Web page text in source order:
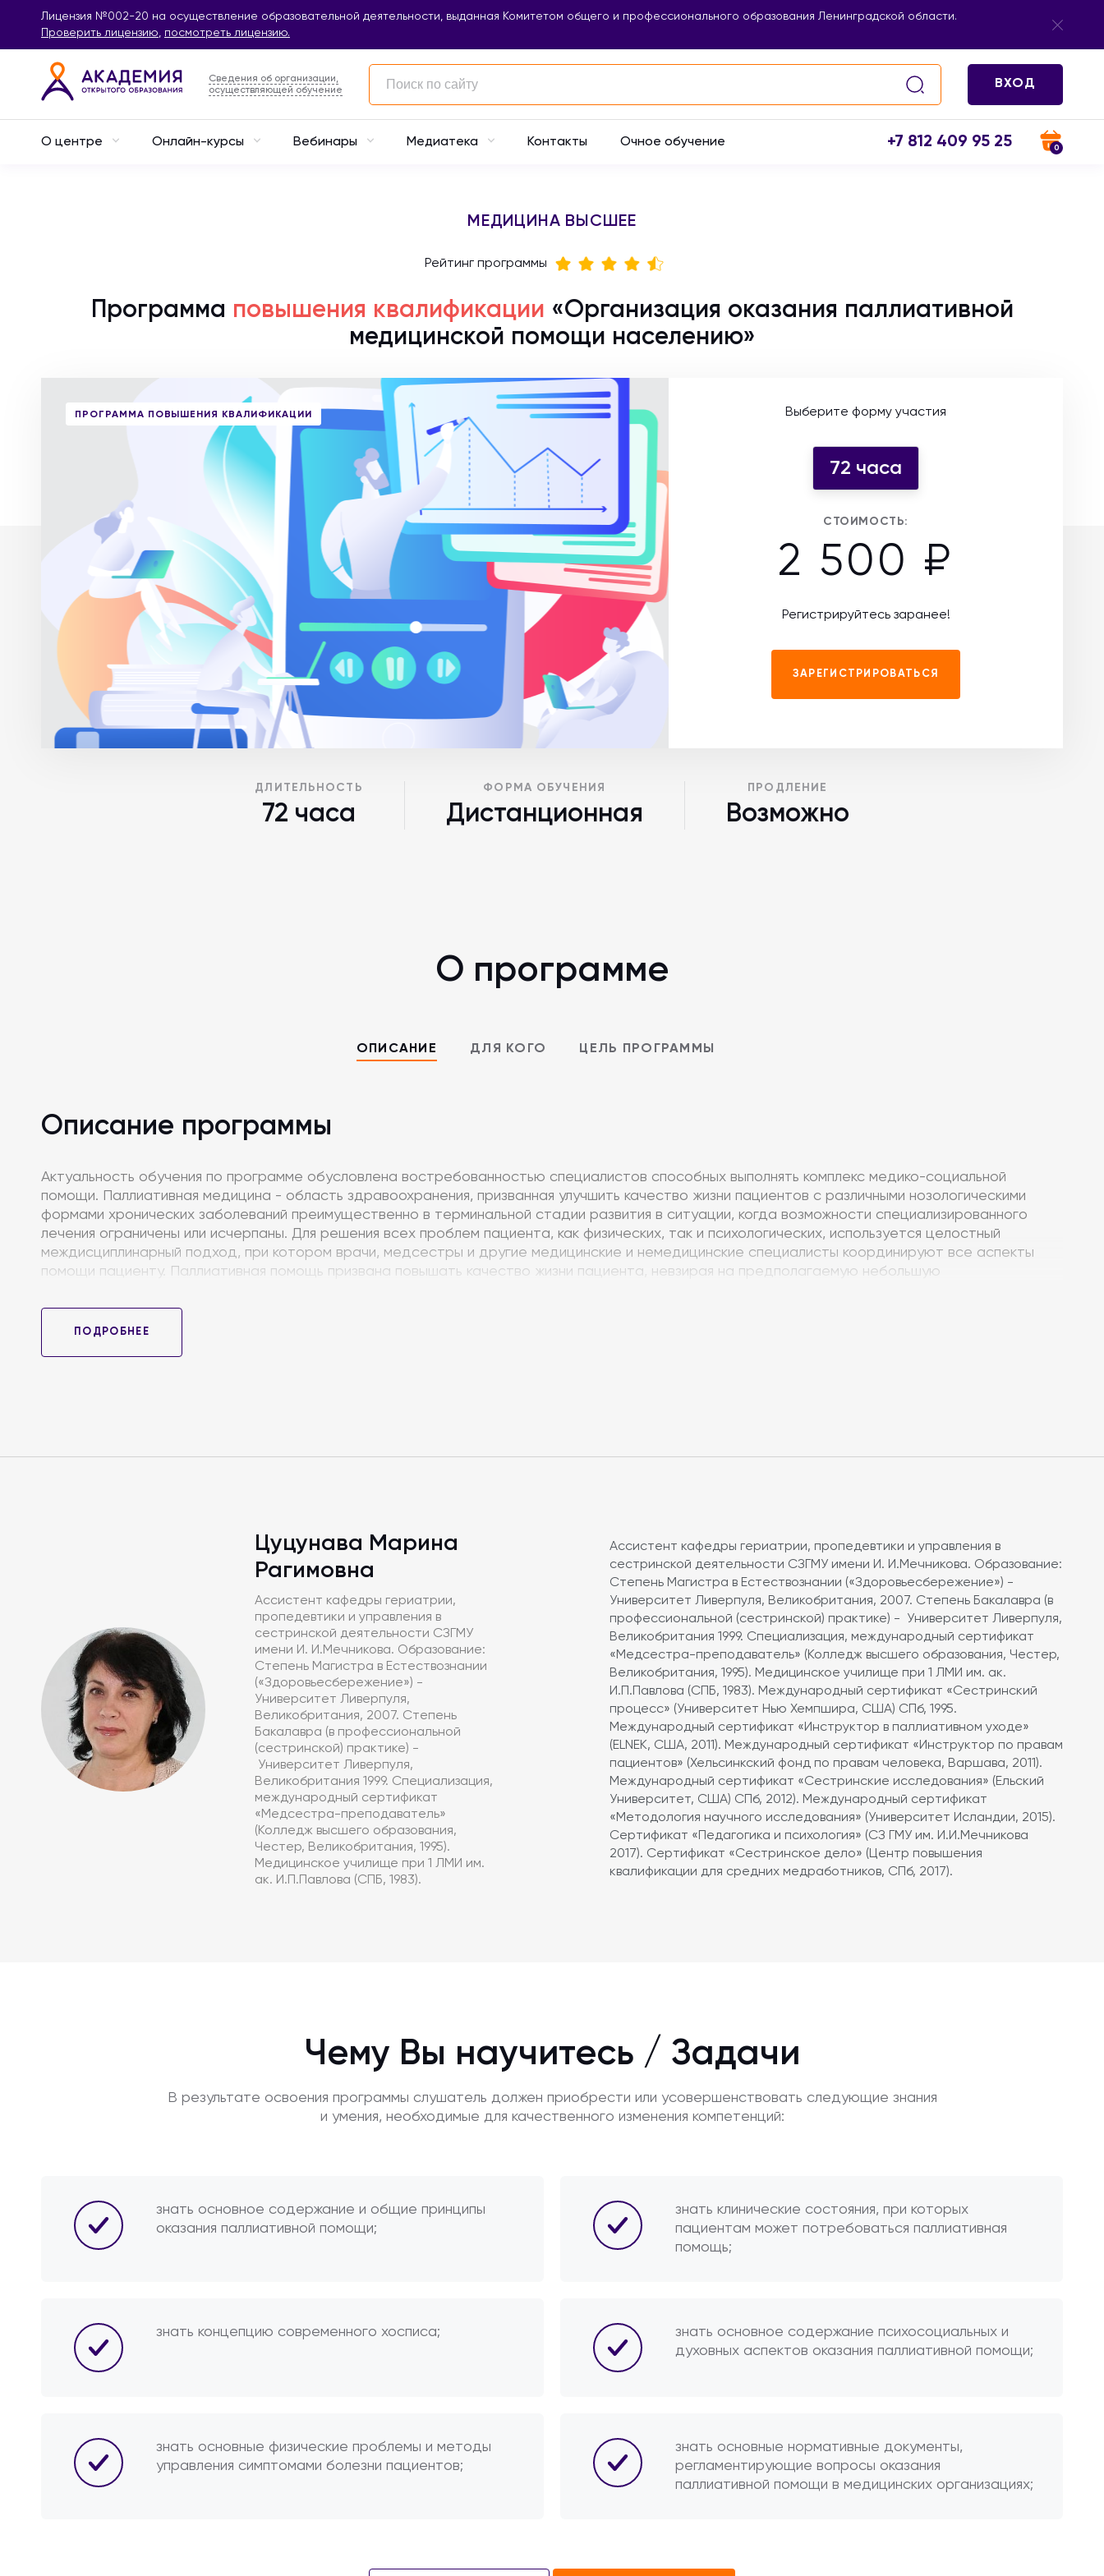
Лицензия №002-20 на осуществление образовательной деятельности, выданная Комитетом общего и профессионального образования Ленинградской области.
Проверить лицензию, посмотреть лицензию.
Сведения об организации,
осуществляющей обучение
ВХОД
О центре Онлайн-курсы Вебинары Медиатека Контакты Очное обучение +7 812 409 95 25 0
МЕДИЦИНА ВЫСШЕЕ
Рейтинг программы
Программа повышения квалификации «Организация оказания паллиативной
медицинской помощи населению»
ПРОГРАММА ПОВЫШЕНИЯ КВАЛИФИКАЦИИ Выберите форму участия
72 часа
СТОИМОСТЬ:
2 500 ₽
Регистрируйтесь заранее!
ЗАРЕГИСТРИРОВАТЬСЯ
ДЛИТЕЛЬНОСТЬ
72 часа
ФОРМА ОБУЧЕНИЯ
Дистанционная
ПРОДЛЕНИЕ
Возможно
О программе
ОПИСАНИЕ ДЛЯ КОГО ЦЕЛЬ ПРОГРАММЫ
Описание программы
Актуальность обучения по программе обусловлена востребованностью специалистов способных выполнять комплекс медико-социальной
помощи. Паллиативная медицина - область здравоохранения, призванная улучшить качество жизни пациентов с различными нозологическими
формами хронических заболеваний преимущественно в терминальной стадии развития в ситуации, когда возможности специализированного
лечения ограничены или исчерпаны. Для решения всех проблем пациента, как физических, так и психологических, используется целостный
междисциплинарный подход, при котором врачи, медсестры и другие медицинские и немедицинские специалисты координируют все аспекты
помощи пациенту. Паллиативная помощь призвана повышать качество жизни пациента, невзирая на предполагаемую небольшую
других симптомов заболевания и особенно при учете психологических аспектов лечения. Современная паллиативная медицина требует наличия
высококвалифицированных врачебных кадров, обладающих знаниями в области клинической медицины, фармакологии, онкологии и психотерапии,
ПОДРОБНЕЕ
Цуцунава Марина
Рагимовна
Ассистент кафедры гериатрии,
пропедевтики и управления в
сестринской деятельности СЗГМУ
имени И. И.Мечникова. Образование:
Степень Магистра в Естествознании
(«Здоровьесбережение») -
Университет Ливерпуля,
Великобритания, 2007. Степень
Бакалавра (в профессиональной
(сестринской) практике) -
Университет Ливерпуля,
Великобритания 1999. Специализация,
международный сертификат
«Медсестра-преподаватель»
(Колледж высшего образования,
Честер, Великобритания, 1995).
Медицинское училище при 1 ЛМИ им.
ак. И.П.Павлова (СПБ, 1983).
Ассистент кафедры гериатрии, пропедевтики и управления в
сестринской деятельности СЗГМУ имени И. И.Мечникова. Образование:
Степень Магистра в Естествознании («Здоровьесбережение») -
Университет Ливерпуля, Великобритания, 2007. Степень Бакалавра (в
профессиональной (сестринской) практике) - Университет Ливерпуля,
Великобритания 1999. Специализация, международный сертификат
«Медсестра-преподаватель» (Колледж высшего образования, Честер,
Великобритания, 1995). Медицинское училище при 1 ЛМИ им. ак.
И.П.Павлова (СПБ, 1983). Международный сертификат «Сестринский
процесс» (Университет Нью Хемпшира, США) СПб, 1995.
Международный сертификат «Инструктор в паллиативном уходе»
(ELNEK, США, 2011). Международный сертификат «Инструктор по правам
пациентов» (Хельсинкский фонд по правам человека, Варшава, 2011).
Международный сертификат «Сестринские исследования» (Ельский
Университет, США) СПб, 2012). Международный сертификат
«Методология научного исследования» (Университет Исландии, 2015).
Сертификат «Педагогика и психология» (СЗ ГМУ им. И.И.Мечникова
2017). Сертификат «Сестринское дело» (Центр повышения
квалификации для средних медработников, СПб, 2017).
Чему Вы научитесь / Задачи
В результате освоения программы слушатель должен приобрести или усовершенствовать следующие знания
и умения, необходимые для качественного изменения компетенций:
знать основное содержание и общие принципы
оказания паллиативной помощи;
знать клинические состояния, при которых
пациентам может потребоваться паллиативная
помощь;
знать концепцию современного хосписа;
знать основное содержание психосоциальных и
духовных аспектов оказания паллиативной помощи;
знать основные физические проблемы и методы
управления симптомами болезни пациентов;
знать основные нормативные документы,
регламентирующие вопросы оказания
паллиативной помощи в медицинских организациях;